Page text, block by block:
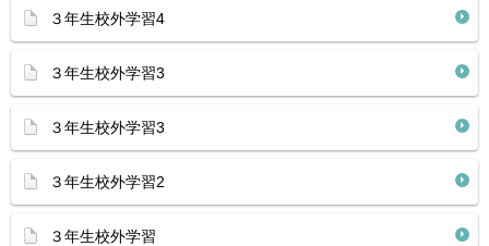
３年生校外学習4
３年生校外学習3
３年生校外学習3
３年生校外学習2
３年生校外学習